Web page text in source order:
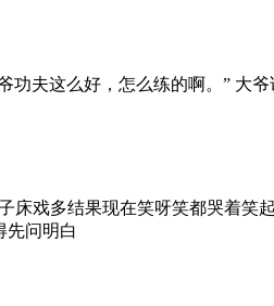
夫这么好，怎么练的啊。” 大
戏多结果现在笑呀笑都哭着
先问明白